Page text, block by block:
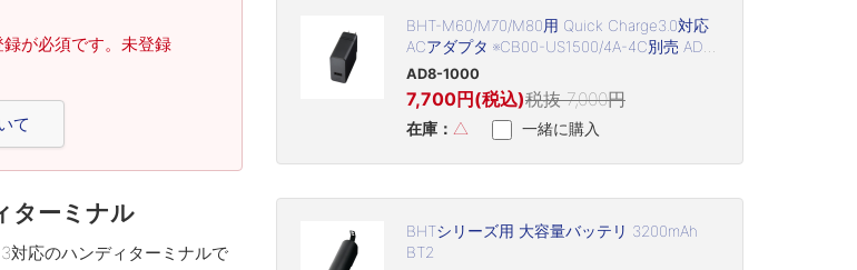
が必須です。未登録
て
ターミナル
対応のハンディターミナルで
BHT-M60/M70/M80用 Quick Charge3.0対応
ACアダプタ ※CB00-US1500/4A-4C別売 AD8-
1000
AD8-1000
7,700円(税込)税抜 7,000円
在庫： △ 一緒に購入
BHTシリーズ用 大容量バッテリ 3200mAh
BT2